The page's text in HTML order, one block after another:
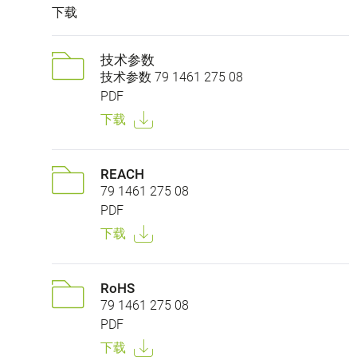
下载
技术参数
技术参数 79 1461 275 08
PDF
下载
REACH
79 1461 275 08
PDF
下载
RoHS
79 1461 275 08
PDF
下载